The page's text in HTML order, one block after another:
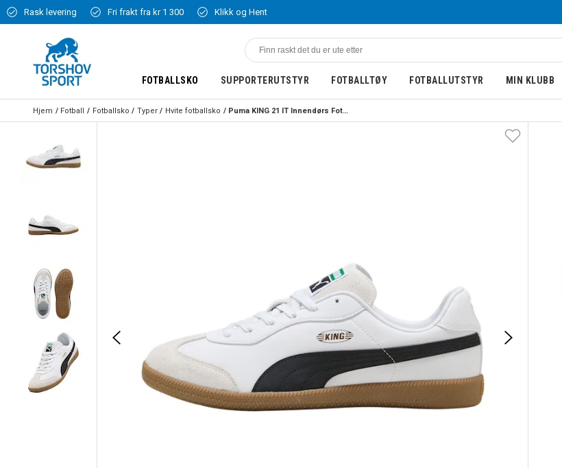
Rask levering Fri frakt fra kr 1 300 Klikk og Hent
FOTBALLSKO SUPPORTERUTSTYR FOTBALLTØY FOTBALLUTSTYR MIN KLUBB
Hjem Fotball Fotballsko Typer Hvite fotballsko Puma KING 21 IT Innendørs Fotballsko White Pack